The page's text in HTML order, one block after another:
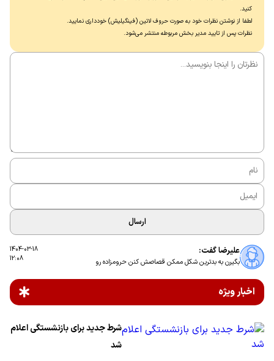
کنید.
لطفا از نوشتن نظرات خود به صورت حروف لاتین (فینگیلیش) خودداری نماييد.
نظرات پس از تایید مدیر بخش مربوطه منتشر می‌شود.
ارسال
علیرضا گفت:
بگیرن به بدترین شکل ممکن قصاصش کنن حرومزاده رو
1404-03-18
12:08
اخبار ویژه
شرط جدید برای بازنشستگی اعلام
شد